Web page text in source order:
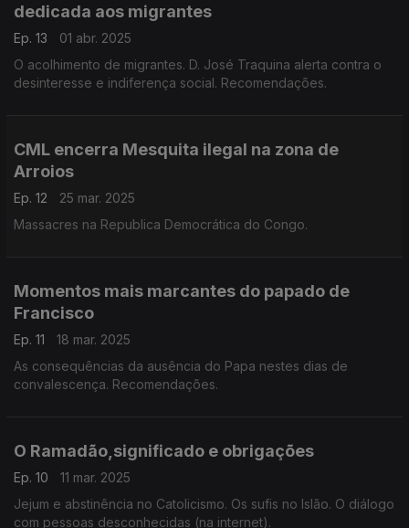
dedicada aos migrantes
Ep. 13
01 abr. 2025
O acolhimento de migrantes. D. José Traquina alerta contra o
desinteresse e indiferença social. Recomendações.
CML encerra Mesquita ilegal na zona de
Arroios
Ep. 12
25 mar. 2025
Massacres na Republica Democrática do Congo.
Momentos mais marcantes do papado de
Francisco
Ep. 11
18 mar. 2025
As consequências da ausência do Papa nestes dias de
convalescença. Recomendações.
O Ramadão,significado e obrigações
Ep. 10
11 mar. 2025
Jejum e abstinência no Catolicismo. Os sufis no Islão. O diálogo
com pessoas desconhecidas (na internet).